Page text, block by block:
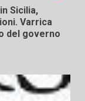
Sicilia,
Varrica
del governo